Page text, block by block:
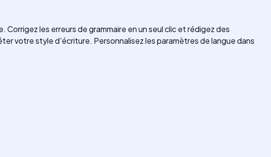
les erreurs de grammaire en un seul clic et rédigez des
votre style d'écriture. Personnalisez les paramètres de langue dans